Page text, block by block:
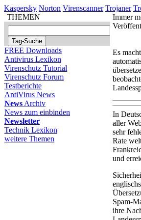
Kaspersky Norton Virenscanner Trojaner
THEMEN
FREE Downloads
Antivirus Lexikon
Virenschutz Tutorial
Virenschutz Forum
Testberichte
AntiVirus News
News Archiv
News zum einbinden
Newsletter
Technik Lexikon
weitere Themen
Immer
Es
In
aller
sehr
Rate
und
Spam-
ihre